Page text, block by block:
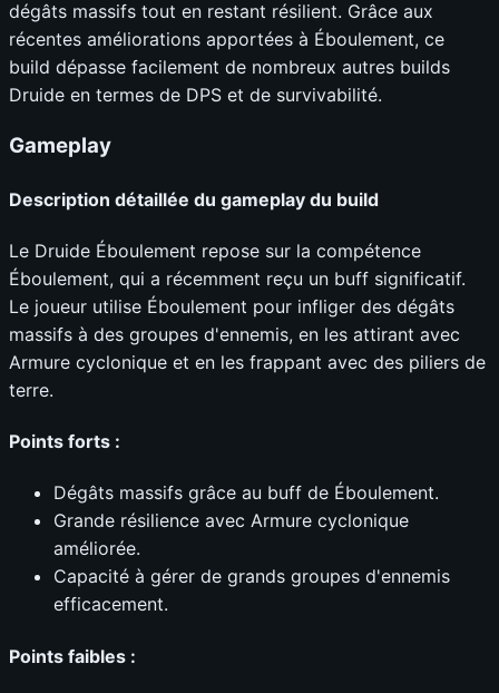
dégâts massifs tout en restant résilient. Grâce aux
récentes améliorations apportées à Éboulement, ce
build dépasse facilement de nombreux autres builds
Druide en termes de DPS et de survivabilité.
Gameplay
Description détaillée du gameplay du build
Le Druide Éboulement repose sur la compétence
Éboulement, qui a récemment reçu un buff significatif.
Le joueur utilise Éboulement pour infliger des dégâts
massifs à des groupes d'ennemis, en les attirant avec
Armure cyclonique et en les frappant avec des piliers de
terre.
Points forts :
Dégâts massifs grâce au buff de Éboulement.
Grande résilience avec Armure cyclonique
améliorée.
Capacité à gérer de grands groupes d'ennemis
efficacement.
Points faibles :